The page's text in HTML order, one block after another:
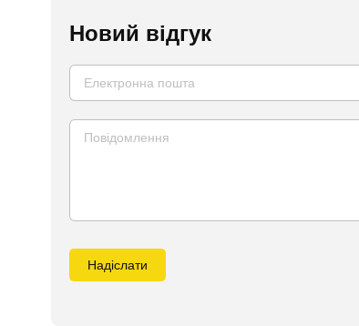
Новий відгук
Надіслати